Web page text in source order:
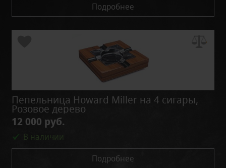
Подробнее
Пепельница Howard Miller на 4 сигары,
Розовое дерево
12 000 руб.
В наличии
Подробнее